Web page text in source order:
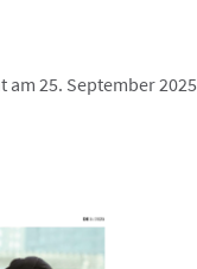
am 25. September 2025